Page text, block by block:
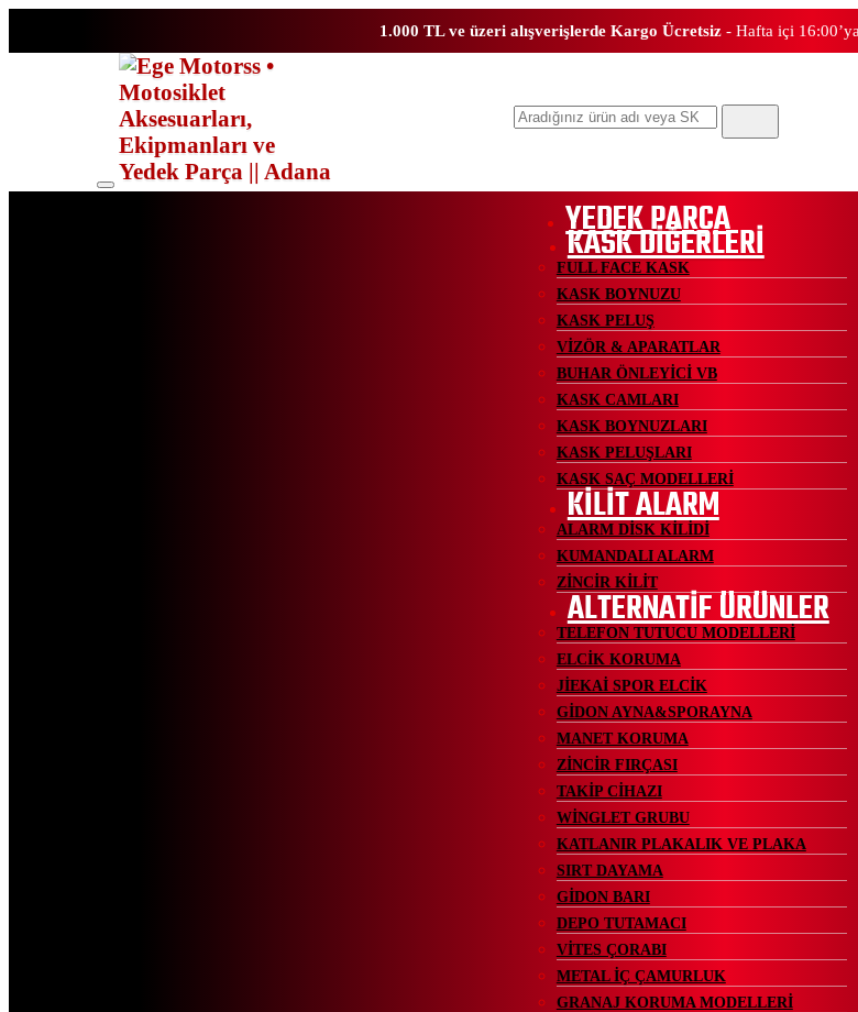
1.000 TL ve üzeri alışverişlerde Kargo Ücretsiz- Hafta içi
Toggle
Ara
YEDEK PARÇA
KASK DİĞERLERİ
FULL FACE KASK
KASK BOYNUZU
KASK PELUŞ
VİZÖR & APARATLAR
BUHAR ÖNLEYİCİ VB
KASK CAMLARI
KASK BOYNUZLARI
KASK PELUŞLARI
KASK SAÇ MODELLERİ
KİLİT ALARM
ALARM DİSK KİLİDİ
KUMANDALI ALARM
ZİNCİR KİLİT
ALTERNATİF ÜRÜNLER
TELEFON TUTUCU MODELLERİ
ELCİK KORUMA
JİEKAİ SPOR ELCİK
GİDON AYNA&SPORAYNA
MANET KORUMA
ZİNCİR FIRÇASI
TAKİP CİHAZI
WİNGLET GRUBU
KATLANIR PLAKALIK VE PLAKA
SIRT DAYAMA
GİDON BARI
DEPO TUTAMACI
VİTES ÇORABI
METAL İÇ ÇAMURLUK
GRANAJ KORUMA MODELLERİ